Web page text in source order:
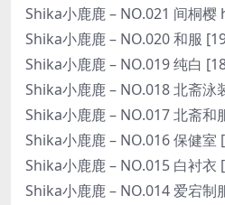
Shika小鹿鹿 – NO.021 间桐樱
Shika小鹿鹿 – NO.020 和服
Shika小鹿鹿 – NO.019 纯白
Shika小鹿鹿 – NO.018 北斋泳
Shika小鹿鹿 – NO.017 北斋和
Shika小鹿鹿 – NO.016 保健室
Shika小鹿鹿 – NO.015 白衬衣
Shika小鹿鹿 – NO.014 爱宕制